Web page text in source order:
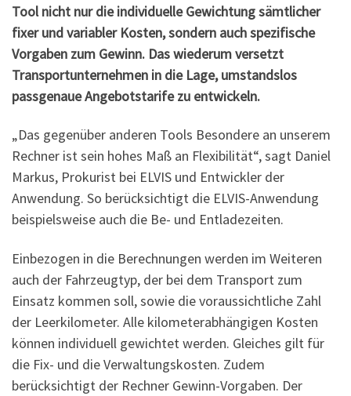
Tool nicht nur die individuelle Gewichtung sämtlicher
fixer und variabler Kosten, sondern auch spezifische
Vorgaben zum Gewinn. Das wiederum versetzt
Transportunternehmen in die Lage, umstandslos
passgenaue Angebotstarife zu entwickeln.
„Das gegenüber anderen Tools Besondere an unserem
Rechner ist sein hohes Maß an Flexibilität“, sagt Daniel
Markus, Prokurist bei ELVIS und Entwickler der
Anwendung. So berücksichtigt die ELVIS-Anwendung
beispielsweise auch die Be- und Entladezeiten.
Einbezogen in die Berechnungen werden im Weiteren
auch der Fahrzeugtyp, der bei dem Transport zum
Einsatz kommen soll, sowie die voraussichtliche Zahl
der Leerkilometer. Alle kilometerabhängigen Kosten
können individuell gewichtet werden. Gleiches gilt für
die Fix- und die Verwaltungskosten. Zudem
berücksichtigt der Rechner Gewinn-Vorgaben. Der